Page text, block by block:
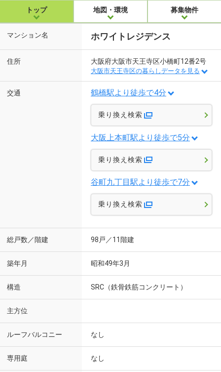
トップ 地図・環境 募集物件
マンション名 ホワイトレジデンス
住所 大阪府大阪市天王寺区小橋町12番2号
大阪市天王寺区の暮らしデータを見る
交通 鶴橋駅より徒歩で4分
乗り換え検索
大阪上本町駅より徒歩で5分
乗り換え検索
谷町九丁目駅より徒歩で7分
乗り換え検索
総戸数／階建 98戸／11階建
築年月 昭和49年3月
構造 SRC（鉄骨鉄筋コンクリート）
主方位
ルーフバルコニー なし
専用庭 なし